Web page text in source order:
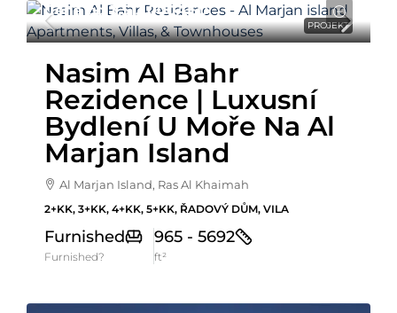
PROJEKT
Cena od3,513,000AED
Nasim Al Bahr
Rezidence | Luxusní
Bydlení U Moře Na Al
Marjan Island
Al Marjan Island, Ras Al Khaimah
2+KK, 3+KK, 4+KK, 5+KK, ŘADOVÝ DŮM, VILA
Furnished
Furnished?
965 - 5692
ft²